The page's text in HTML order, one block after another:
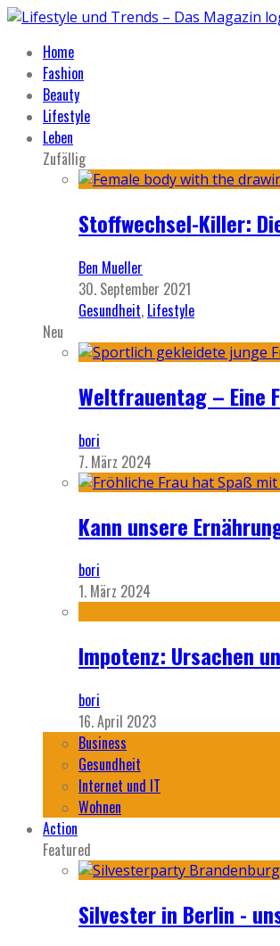
Home
Fashion
Beauty
Lifestyle
Leben
Zufällig
Stoffwechsel-Killer:
Ben Mueller
30. September 2021
Gesundheit, Lifestyle
Neu
Weltfrauentag – Eine
bori
7. März 2024
Kann unsere
bori
1. März 2024
Impotenz: Ursachen
bori
16. April 2023
Business
Gesundheit
Internet und IT
Wohnen
Action
Featured
Silvester in Berlin -